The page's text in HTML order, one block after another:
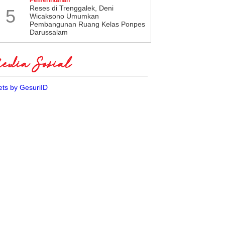
5
​Reses di Trenggalek, Deni
Wicaksono Umumkan
Pembangunan Ruang Kelas Ponpes
Darussalam
Sosial
by GesuriID